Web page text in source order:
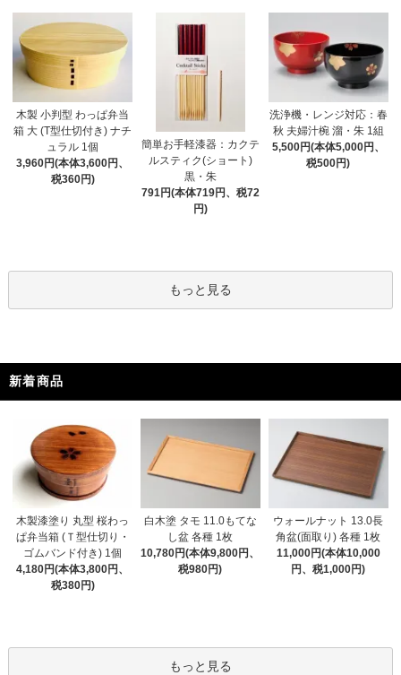
木製 小判型 わっぱ弁当
箱 大 (T型仕切付き) ナチ
ュラル 1個
3,960円(本体3,600円、
税360円)
簡単お手軽漆器：カクテ
ルスティク(ショート)
黒・朱
791円(本体719円、税72
円)
洗浄機・レンジ対応：春
秋 夫婦汁椀 溜・朱 1組
5,500円(本体5,000円、
税500円)
もっと見る
新着商品
木製漆塗り 丸型 桜わっ
ぱ弁当箱 (Ｔ型仕切り・
ゴムバンド付き) 1個
4,180円(本体3,800円、
税380円)
白木塗 タモ 11.0もてな
し盆 各種 1枚
10,780円(本体9,800円、
税980円)
ウォールナット 13.0長
角盆(面取り) 各種 1枚
11,000円(本体10,000
円、税1,000円)
もっと見る